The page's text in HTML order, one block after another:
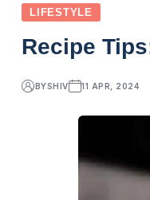
LIFESTYLE
Recipe Tips:
BYSHIV 11 APR, 2024